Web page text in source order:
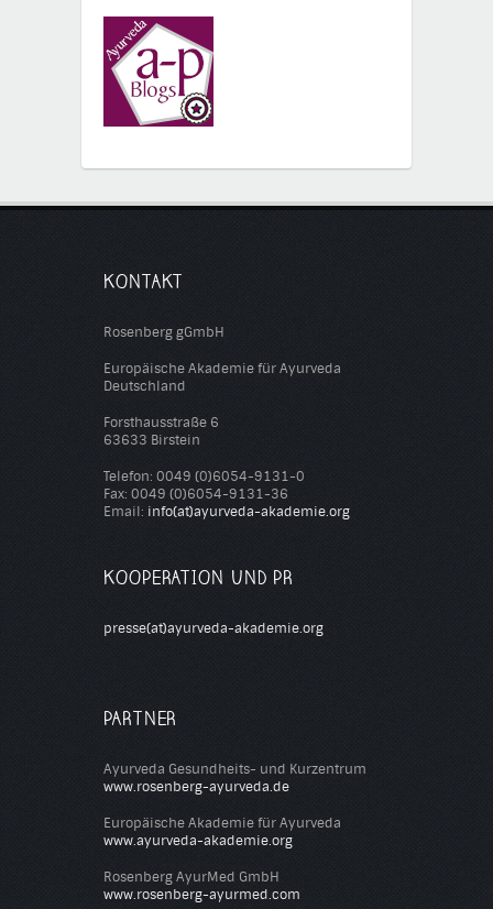
KONTAKT
Rosenberg gGmbH
Europäische Akademie für Ayurveda
Deutschland
Forsthausstraße 6
63633 Birstein
Telefon: 0049 (0)6054-9131-0
Fax: 0049 (0)6054-9131-36
Email: info(at)ayurveda-akademie.org
KOOPERATION UND PR
presse(at)ayurveda-akademie.org
PARTNER
Ayurveda Gesundheits- und Kurzentrum
www.rosenberg-ayurveda.de
Europäische Akademie für Ayurveda
www.ayurveda-akademie.org
Rosenberg AyurMed GmbH
www.rosenberg-ayurmed.com